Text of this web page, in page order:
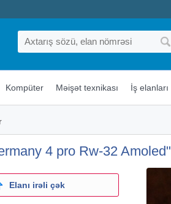
Kompüter Məişət texnikası İş elanları
4 pro Rw-32 Amoled"
Elanı irəli çək